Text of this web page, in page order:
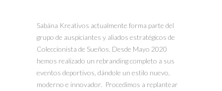
Sabána Kreativos actualmente forma parte del
grupo de auspiciantes y aliados estratégicos de
Coleccionista de Sueños. Desde Mayo 2020
hemos realizado un rebranding completo a sus
eventos deportivos, dándole un estilo nuevo,
moderno e innovador. Procedimos a replantear